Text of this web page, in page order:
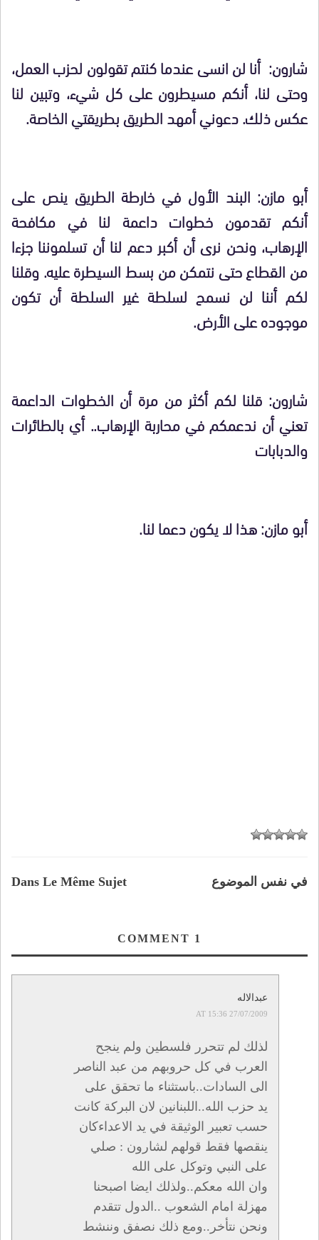
شارون: أنا لن انسى عندما كنتم تقولون لحزب العمل،
وحتى لنا، أنكم مسيطرون على كل شيء، وتبين لنا
عكس ذلك. دعوني أمهد الطريق بطريقتي الخاصة.
أبو مازن: البند الأول في خارطة الطريق ينص على
أنكم تقدمون خطوات داعمة لنا في مكافحة
الإرهاب، ونحن نرى أن أكبر دعم لنا أن تسلموننا جزءا
من القطاع حتى نتمكن من بسط السيطرة عليه. وقلنا
لكم أننا لن نسمح لسلطة غير السلطة أن تكون
موجوده على الأرض.
شارون: قلنا لكم أكثر من مرة أن الخطوات الداعمة
تعني أن ندعمكم في محاربة الإرهاب.. أي بالطائرات
والدبابات
أبو مازن: هذا لا يكون دعما لنا.
Dans Le Même Sujet في نفس الموضوع
1
عبدالاله
27/07/2009 AT 15:36
لذلك لم تتحرر فلسطين ولم ينجح
العرب في كل حروبهم من عبد الناصر
الى السادات..باستثناء ما تحقق على
يد حزب الله..اللبنانين لان البركة كانت
حسب تعبير الوثيقة في يد الاعداءكان
ينقصها فقط قولهم لشارون : صلي
على النبي وتوكل على الله
وان الله معكم..ولذلك ايضا اصبحنا
مهزلة امام الشعوب ..الدول تتقدم
ونحن نتأخر..ومع ذلك نصفق وننشط